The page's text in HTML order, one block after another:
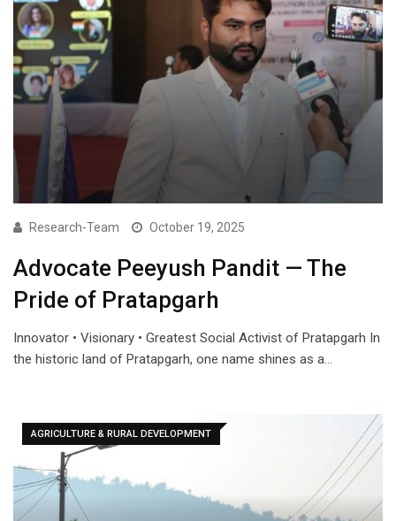
Research-Team October 19, 2025
Advocate Peeyush Pandit — The
Pride of Pratapgarh
Innovator • Visionary • Greatest Social Activist of Pratapgarh In
the historic land of Pratapgarh, one name shines as a…
AGRICULTURE & RURAL DEVELOPMENT